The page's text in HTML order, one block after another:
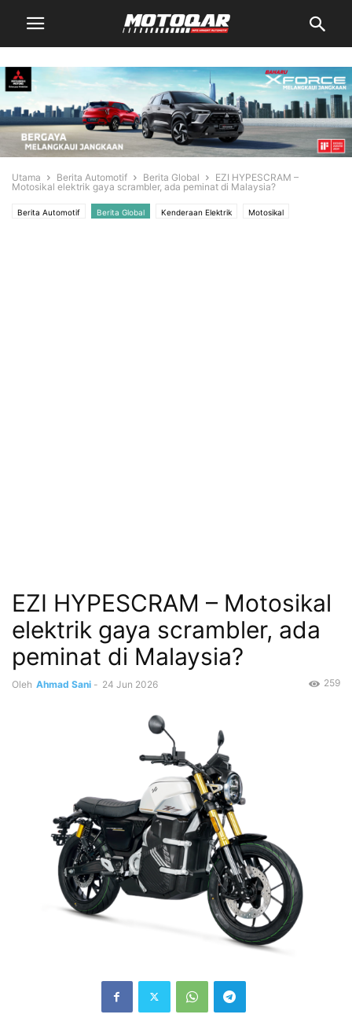
Utama Berita Automotif Berita Global
EZI HYPESCRAM –
Motosikal elektrik gaya scrambler, ada peminat di Malaysia?
Berita Automotif Berita Global Kenderaan Elektrik Motosikal
EZI HYPESCRAM – Motosikal
elektrik gaya scrambler, ada
peminat di Malaysia?
Oleh Ahmad Sani - 24 Jun 2026 259